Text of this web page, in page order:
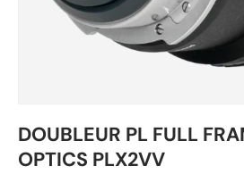
DOUBLEUR PL FULL
OPTICS PLX2VV